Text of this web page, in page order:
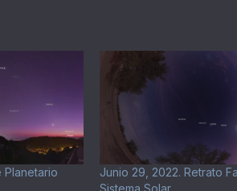
Planetario
Junio 29, 2022. Retrato